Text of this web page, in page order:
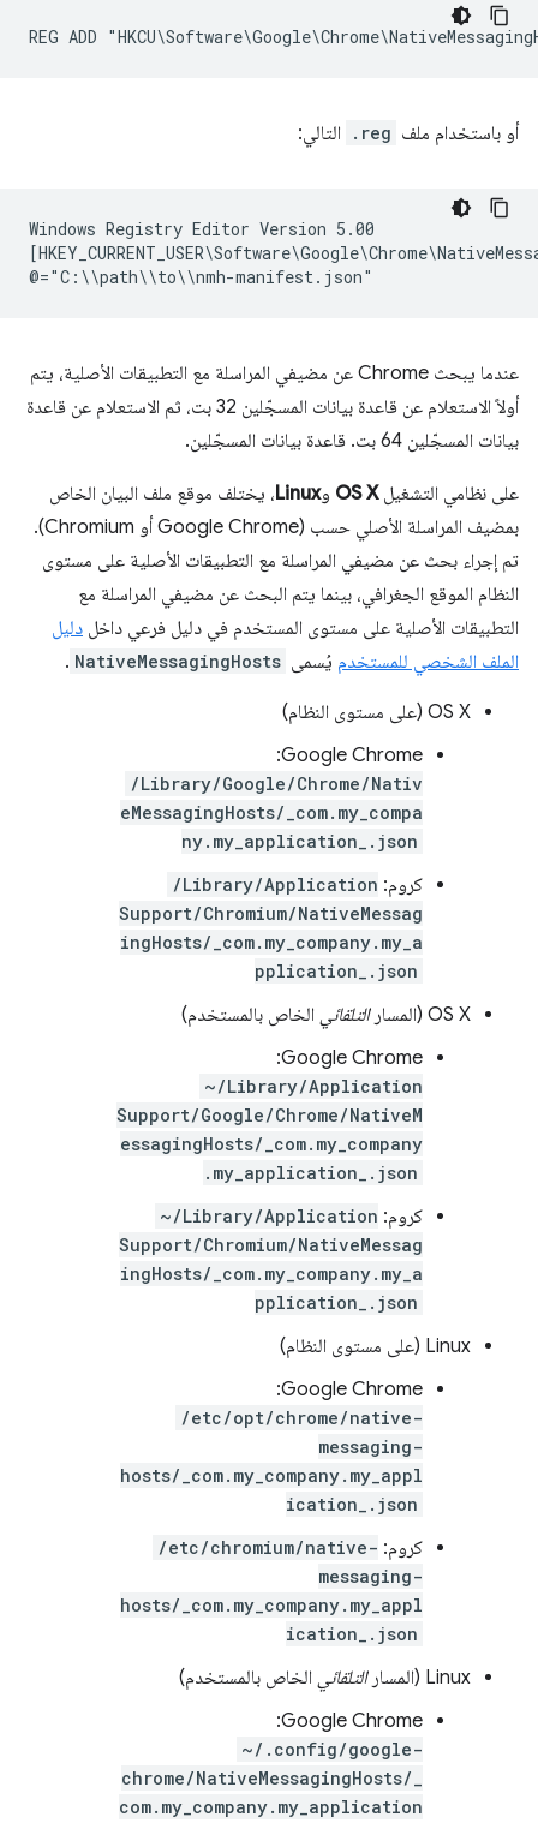
أو باستخدام ملف .reg التالي:
Windows Registry Editor Version 5.00
عندما يبحث Chrome عن مضيفي المراسلة مع التطبيقات الأصلية، يتم
أولاً الاستعلام عن قاعدة بيانات المسجّلين 32 بت، ثم الاستعلام عن قاعدة
بيانات المسجّلين 64 بت. قاعدة بيانات المسجّلين.
على نظامي التشغيلOS X وLinux، يختلف موقع ملف البيان الخاص
بمضيف المراسلة الأصلي حسب (Google Chrome أو Chromium).
تم إجراء بحث عن مضيفي المراسلة مع التطبيقات الأصلية على مستوى
النظام الموقع الجغرافي، بينما يتم البحث عن مضيفي المراسلة مع
التطبيقات الأصلية على مستوى المستخدم في دليل فرعي داخل دليل
الملف الشخصي للمستخدم يُسمى NativeMessagingHosts
.
OS X (على مستوى النظام)
Google Chrome:
/Library/Google/Chrome/Nativ
eMessagingHosts/_com.my_compa
ny.my_application_.json
كروم: /Library/Application
Support/Chromium/NativeMessag
ingHosts/_com.my_company.my_a
pplication_.json
OS X (المسار التلقائي الخاص بالمستخدم)
Google Chrome:
~/Library/Application
Support/Google/Chrome/NativeM
essagingHosts/_com.my_company
.my_application_.json
كروم: ~/Library/Application
Support/Chromium/NativeMessag
ingHosts/_com.my_company.my_a
pplication_.json
Linux (على مستوى النظام)
Google Chrome:
/etc/opt/chrome/native-
messaging-
hosts/_com.my_company.my_appl
ication_.json
كروم: /etc/chromium/native-
messaging-
hosts/_com.my_company.my_appl
ication_.json
Linux (المسار التلقائي الخاص بالمستخدم)
Google Chrome:
~/.config/google-
chrome/NativeMessagingHosts/_
com.my_company.my_application